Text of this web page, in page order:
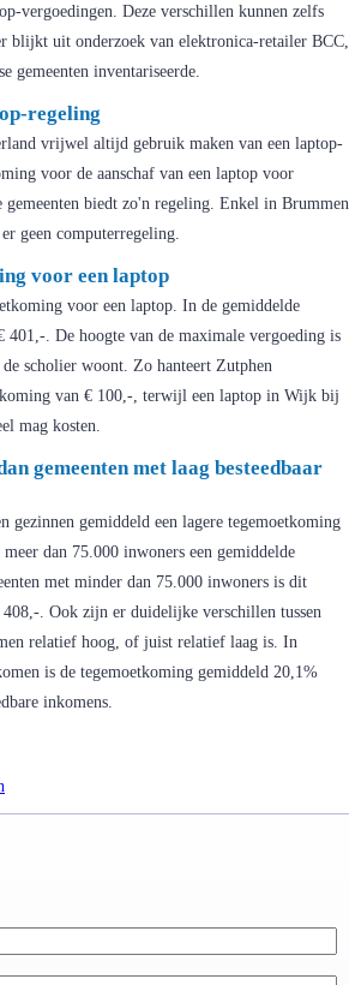
vergoedingen. Deze verschillen kunnen zelfs
blijkt uit onderzoek van elektronica-retailer BCC,
gemeenten inventariseerde.
regeling
vrijwel altijd gebruik maken van een laptop-
voor de aanschaf van een laptop voor
gemeenten biedt zo'n regeling. Enkel in Brummen
geen computerregeling.
voor een laptop
voor een laptop. In de gemiddelde
401,-. De hoogte van de maximale vergoeding is
scholier woont. Zo hanteert Zutphen
van € 100,-, terwijl een laptop in Wijk bij
mag kosten.
gemeenten met laag besteedbaar
gezinnen gemiddeld een lagere tegemoetkoming
dan 75.000 inwoners een gemiddelde
met minder dan 75.000 inwoners is dit
. Ook zijn er duidelijke verschillen tussen
relatief hoog, of juist relatief laag is. In
is de tegemoetkoming gemiddeld 20,1%
inkomens.